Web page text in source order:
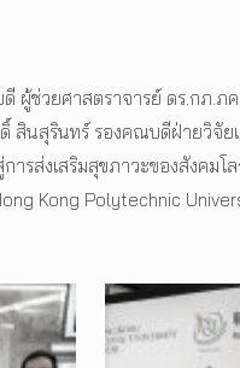
ผู้ช่วยศาสตราจารย์ ดร.กภ.
นสุรินทร์ รองคณบดีฝ่ายวิจัยแ
รส่งเสริมสุขภาวะของสังคม
Kong Polytechnic